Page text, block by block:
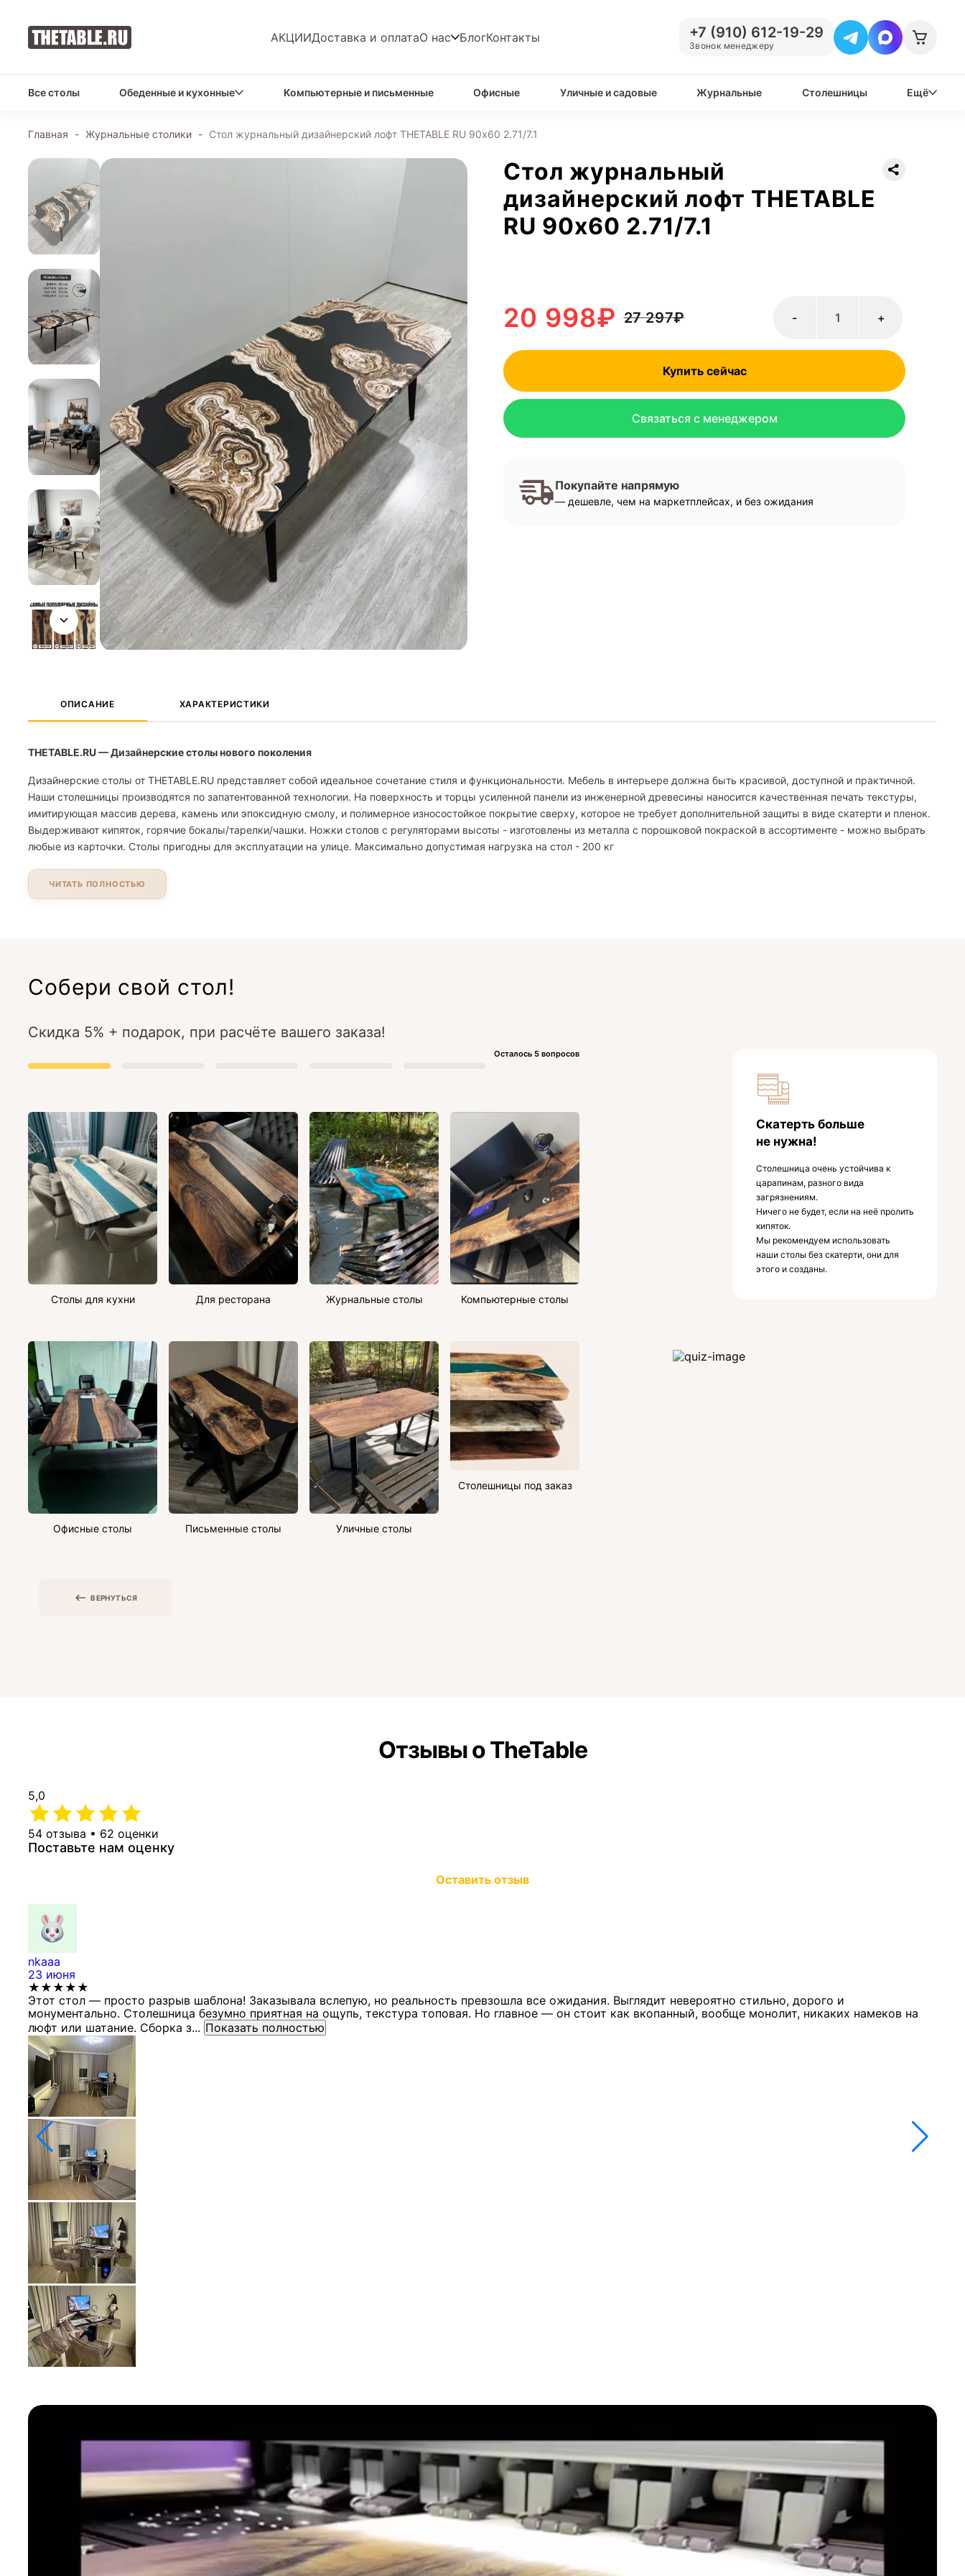
АКЦИИДоставка и оплатаО нас БлогКонтакты +7 (910) 612-19-29
Звонок менеджеру
Все столы Обеденные и кухонные Компьютерные и письменные Офисные Уличные и садовые Журнальные Столешницы Ещё
Главная - Журнальные столики - Стол журнальный дизайнерский лофт THETABLE RU 90х60 2.71/7.1
Стол журнальный
дизайнерский лофт THETABLE
RU 90х60 2.71/7.1
27 297₽
20 998₽ +
-
Купить сейчас
Связаться с менеджером
Покупайте напрямую
— дешевле, чем на маркетплейсах, и без ожидания
ОПИСАНИЕ ХАРАКТЕРИСТИКИ
THETABLE.RU — Дизайнерские столы нового поколения
Дизайнерские столы от THETABLE.RU представляет собой идеальное сочетание стиля и функциональности. Мебель в интерьере должна быть красивой, доступной и практичной.
Наши столешницы производятся по запатентованной технологии. На поверхность и торцы усиленной панели из инженерной древесины наносится качественная печать текстуры,
имитирующая массив дерева, камень или эпоксидную смолу, и полимерное износостойкое покрытие сверху, которое не требует дополнительной защиты в виде скатерти и пленок.
Выдерживают кипяток, горячие бокалы/тарелки/чашки. Ножки столов с регуляторами высоты - изготовлены из металла с порошковой покраской в ассортименте - можно выбрать
любые из карточки. Столы пригодны для эксплуатации на улице. Максимально допустимая нагрузка на стол - 200 кг
ЧИТАТЬ ПОЛНОСТЬЮ
Собери свой стол!
Скидка 5% + подарок, при расчёте вашего заказа!
Осталось 5 вопросов
Столы для кухни Для ресторана Журнальные столы Компьютерные столы
Офисные столы Письменные столы Уличные столы
Столешницы под заказ
ВЕРНУТЬСЯ
Скатерть больше
не нужна!
Столешница очень устойчива к
царапинам, разного вида
загрязнениям.
Ничего не будет, если на неё пролить
кипяток.
Мы рекомендуем использовать
наши столы без скатерти, они для
этого и созданы.
Отзывы о TheTable
5,0
54 отзыва • 62 оценки
Поставьте нам оценку
Оставить отзыв
nkaaa
23 июня
★★★★★
Этот стол — просто разрыв шаблона! Заказывала вслепую, но реальность превзошла все ожидания. Выглядит невероятно стильно, дорого и
монументально. Столешница безумно приятная на ощупь, текстура топовая. Но главное — он стоит как вкопанный, вообще монолит, никаких намеков на
люфт или шатание. Сборка з... Показать полностью